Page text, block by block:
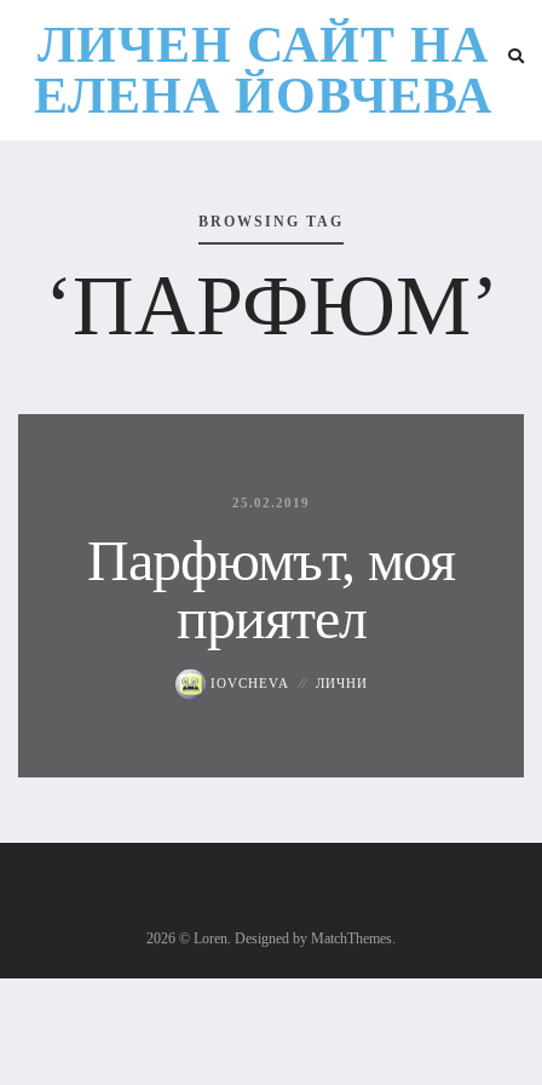
ЛИЧЕН САЙТ НА
ЕЛЕНА ЙОВЧЕВА
BROWSING TAG
‘ПАРФЮМ’
25.02.2019
Парфюмът, моя
приятел
IOVCHEVA ЛИЧНИ
2026 © Loren. Designed by MatchThemes.